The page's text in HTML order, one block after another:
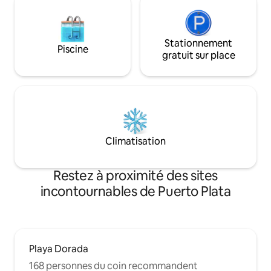
Piscine
Stationnement
gratuit sur place
Climatisation
Restez à proximité des sites
incontournables de Puerto Plata
Playa Dorada
168 personnes du coin recommandent